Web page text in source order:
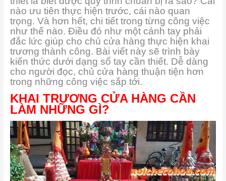
nào ưu tiên thực hiện trước, cái nào quan
trọng. Và hơn hết, chi tiết trong từng công việc
như thế nào. Điều đó như một cánh tay phải
đắc lức giúp cho chủ cửa hàng thực hiện khai
trương thành công. Bài viết này sẽ trình bày
kiến thức dưới dạng sổ tay cần thiết. Dễ dàng
cho người đọc, chủ cửa hàng thuận tiện hơn
trong những công việc sắp tới.
KHAI TRƯƠNG CỬA HÀNG CẦN
LÀM NHỮNG GÌ?